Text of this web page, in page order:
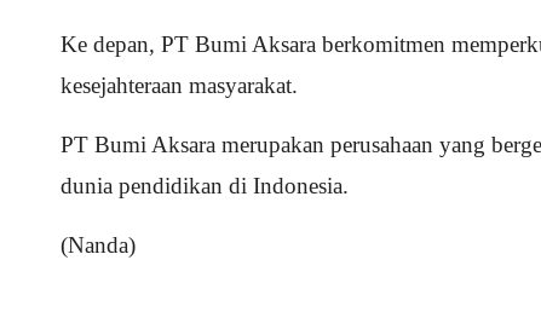
Ke depan, PT Bumi Aksara berkomitmen
kesejahteraan masyarakat.
PT Bumi Aksara merupakan perusahaan yang
dunia pendidikan di Indonesia.
(Nanda)